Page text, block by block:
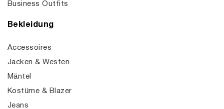
Business Outfits
Bekleidung
Accessoires
Jacken & Westen
Mäntel
Kostüme & Blazer
Jeans